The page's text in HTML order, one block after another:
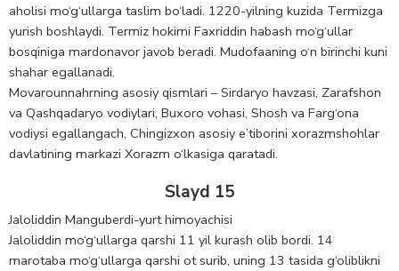
aholisi mo‘g‘ullarga taslim bo‘ladi. 1220-yilning kuzida Termizga
yurish boshlaydi. Termiz hokimi Faxriddin habash mo‘g‘ullar
bosqiniga mardonavor javob beradi. Mudofaaning o‘n birinchi kuni
shahar egallanadi.
Movarounnahrning asosiy qismlari – Sirdaryo havzasi, Zarafshon
va Qashqadaryo vodiylari, Buxoro vohasi, Shosh va Farg‘ona
vodiysi egallangach, Chingizxon asosiy e’tiborini xorazmshohlar
davlatining markazi Xorazm o‘lkasiga qaratadi.
Slayd 15
Jaloliddin Manguberdi-yurt himoyachisi
Jaloliddin mo‘g‘ullarga qarshi 11 yil kurash olib bordi. 14
marotaba mo‘g‘ullarga qarshi ot surib, uning 13 tasida g‘oliblikni